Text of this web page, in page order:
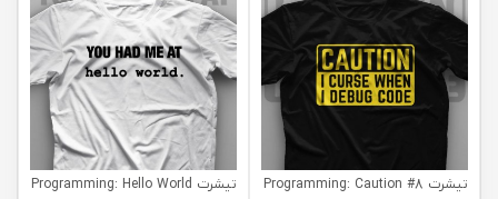
تیشرت Programming: Caution #8
تیشرت Programming: Hello World